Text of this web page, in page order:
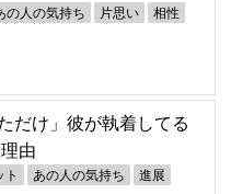
の人の気持ち 片思い 相性
だけ」彼が執着してる
由
ト あの人の気持ち 進展